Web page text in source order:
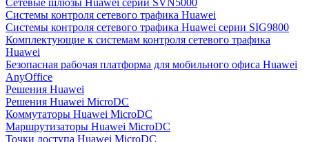
Сетевые шлюзы Huawei серии SVN5000
Системы контроля сетевого трафика Huawei
Системы контроля сетевого трафика Huawei серии SIG9800
Комплектующие к системам контроля сетевого трафика
Huawei
Безопасная рабочая платформа для мобильного офиса Huawei
AnyOffice
Решения Huawei
Решения Huawei MicroDC
Коммутаторы Huawei MicroDC
Маршрутизаторы Huawei MicroDC
Точки доступа Huawei MicroDC